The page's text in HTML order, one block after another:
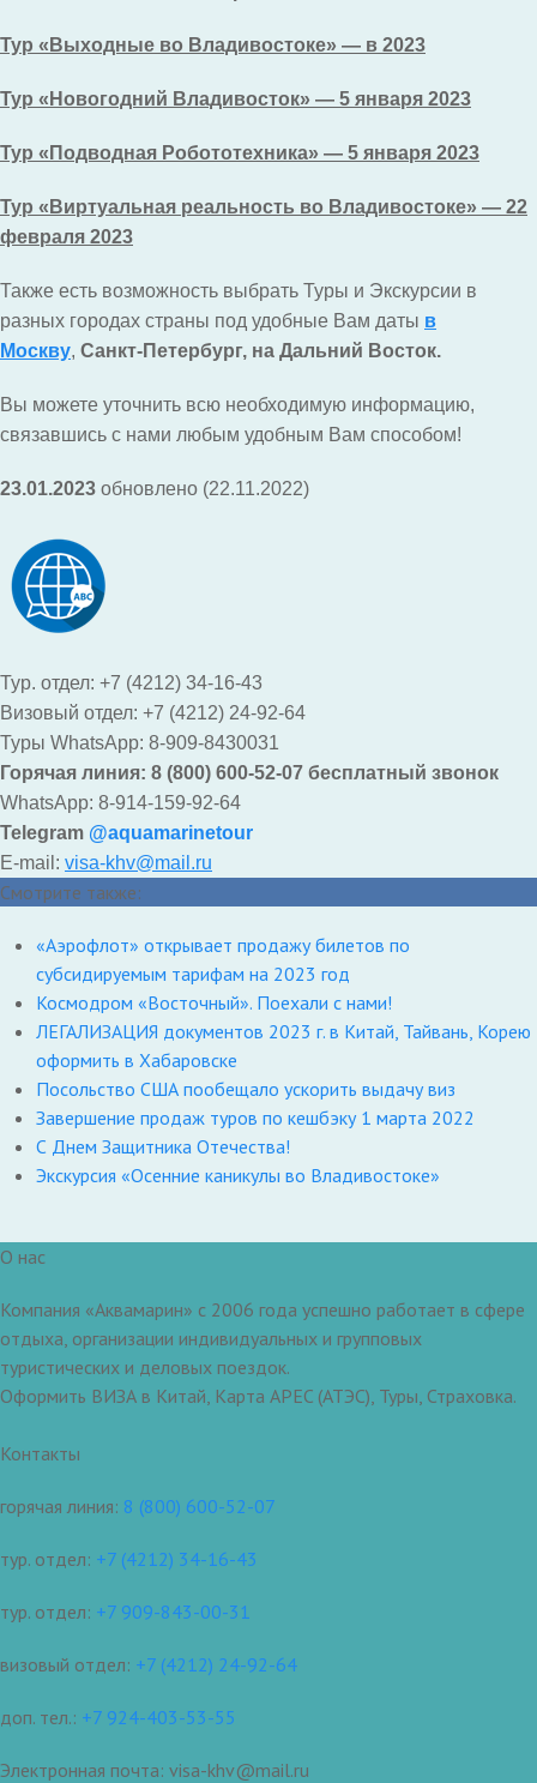
Тур «Выходные во Владивостоке» — в 2023
Тур «Новогодний Владивосток» — 5 января 2023
Тур «Подводная Робототехника» — 5 января 2023
Тур «Виртуальная реальность во Владивостоке» — 22
февраля 2023
Также есть возможность выбрать Туры и Экскурсии в
разных городах страны под удобные Вам даты в
Москву, Санкт-Петербург, на Дальний Восток.
Вы можете уточнить всю необходимую информацию,
связавшись с нами любым удобным Вам способом!
23.01.2023 обновлено (22.11.2022)
Тур. отдел: +7 (4212) 34-16-43
Визовый отдел: +7 (4212) 24-92-64
Туры WhatsApp: 8-909-8430031
Горячая линия: 8 (800) 600-52-07 бесплатный звонок
WhatsApp: 8-914-159-92-64
Telegram @aquamarinetour
E-mail: visa-khv@mail.ru
Смотрите также:
«Аэрофлот» открывает продажу билетов по
субсидируемым тарифам на 2023 год
Космодром «Восточный». Поехали с нами!
ЛЕГАЛИЗАЦИЯ документов 2023 г. в Китай, Тайвань, Корею
оформить в Хабаровске
Посольство США пообещало ускорить выдачу виз
Завершение продаж туров по кешбэку 1 марта 2022
С Днем Защитника Отечества!
Экскурсия «Осенние каникулы во Владивостоке»
О нас
Компания «Аквамарин» с 2006 года успешно работает в сфере
отдыха, организации индивидуальных и групповых
туристических и деловых поездок.
Оформить ВИЗА в Китай, Карта APEC (АТЭС), Туры, Страховка.
Контакты
горячая линия: 8 (800) 600-52-07
тур. отдел: +7 (4212) 34-16-43
тур. отдел: +7 909-843-00-31
визовый отдел: +7 (4212) 24-92-64
доп. тел.: +7 924-403-53-55
Электронная почта: visa-khv@mail.ru